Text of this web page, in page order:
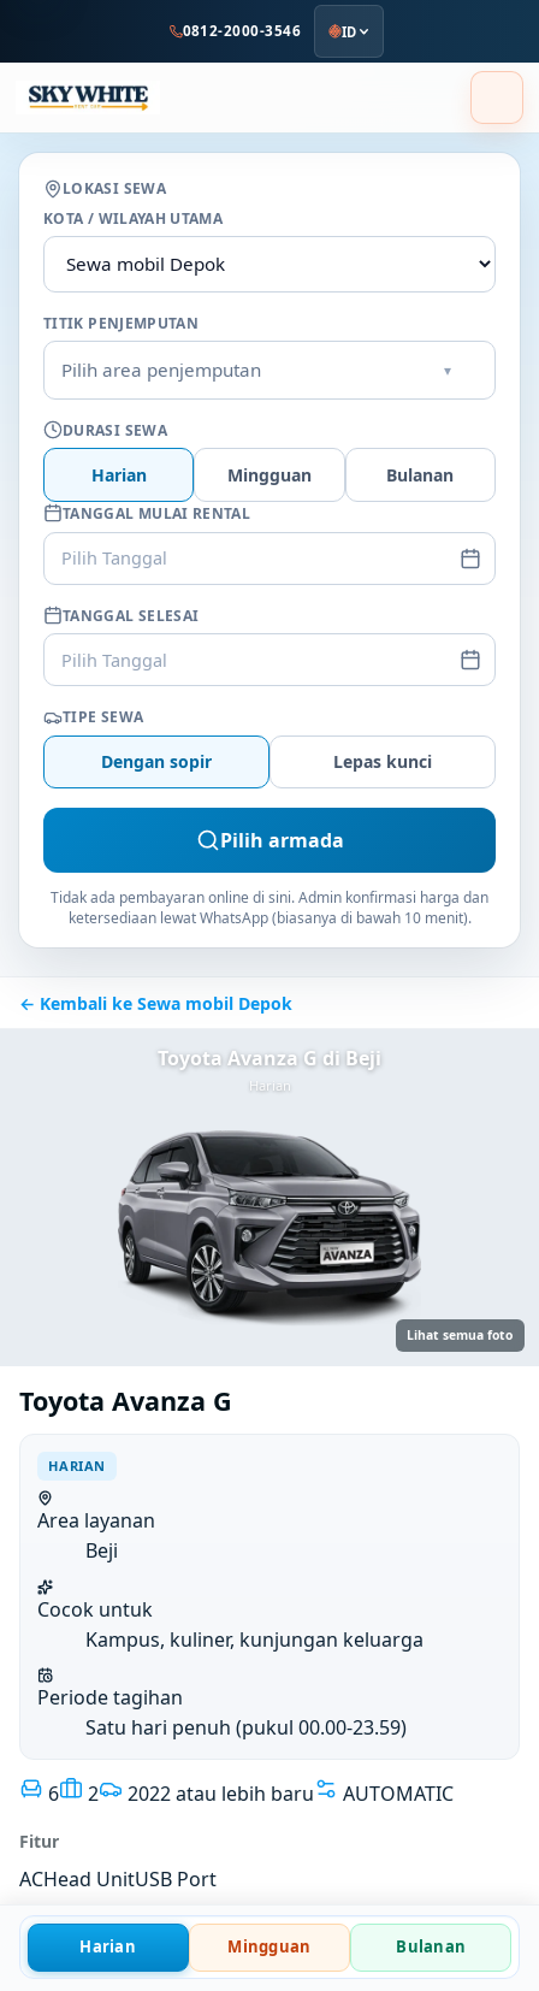
utama
0812-2000-3546 ID
LOKASI SEWA
KOTA / WILAYAH UTAMA
TITIK PENJEMPUTAN
Pilih area penjemputan ▾
DURASI SEWA
Harian Mingguan Bulanan
TANGGAL MULAI RENTAL
Pilih Tanggal
TANGGAL SELESAI
Pilih Tanggal
TIPE SEWA
Dengan sopir Lepas kunci
Pilih armada
Tidak ada pembayaran online di sini. Admin konfirmasi harga dan
ketersediaan lewat WhatsApp (biasanya di bawah 10 menit).
← Kembali ke Sewa mobil Depok
Toyota Avanza G di Beji
Harian
Lihat semua foto
Toyota Avanza G
HARIAN
Area layanan
Beji
Cocok untuk
Kampus, kuliner, kunjungan keluarga
Periode tagihan
Satu hari penuh (pukul 00.00-23.59)
6 2 2022 atau lebih baru AUTOMATIC
Fitur
ACHead UnitUSB Port
Harian Mingguan Bulanan